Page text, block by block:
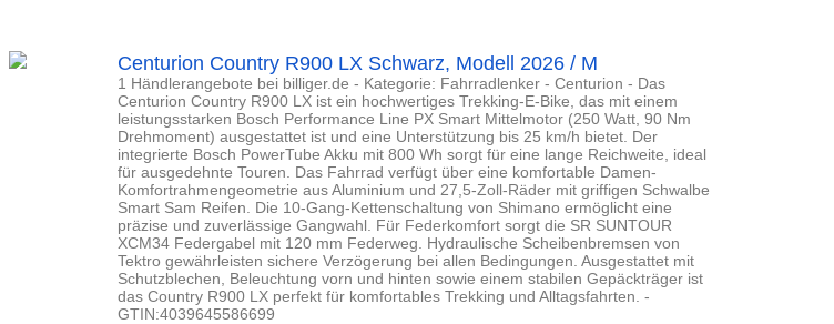
Centurion Country R900 LX Schwarz, Modell 2026 / M
1 Händlerangebote bei billiger.de - Kategorie: Fahrradlenker - Centurion - Das
Centurion Country R900 LX ist ein hochwertiges Trekking-E-Bike, das mit einem
leistungsstarken Bosch Performance Line PX Smart Mittelmotor (250 Watt, 90 Nm
Drehmoment) ausgestattet ist und eine Unterstützung bis 25 km/h bietet. Der
integrierte Bosch PowerTube Akku mit 800 Wh sorgt für eine lange Reichweite, ideal
für ausgedehnte Touren. Das Fahrrad verfügt über eine komfortable Damen-
Komfortrahmengeometrie aus Aluminium und 27,5-Zoll-Räder mit griffigen Schwalbe
Smart Sam Reifen. Die 10-Gang-Kettenschaltung von Shimano ermöglicht eine
präzise und zuverlässige Gangwahl. Für Federkomfort sorgt die SR SUNTOUR
XCM34 Federgabel mit 120 mm Federweg. Hydraulische Scheibenbremsen von
Tektro gewährleisten sichere Verzögerung bei allen Bedingungen. Ausgestattet mit
Schutzblechen, Beleuchtung vorn und hinten sowie einem stabilen Gepäckträger ist
das Country R900 LX perfekt für komfortables Trekking und Alltagsfahrten. -
GTIN:4039645586699